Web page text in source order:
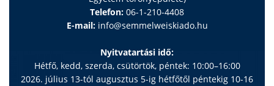
Telefon: 06-1-210-4408
E-mail: info@semmelweiskiado.hu
Nyitvatartási idő:
Hétfő, kedd, szerda, csütörtök, péntek: 10:00–16:00
2026. július 13-tól augusztus 5-ig hétfőtől péntekig 10-16